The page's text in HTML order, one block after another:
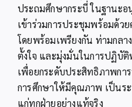
ประถมศึกษากระบี่ ในฐานะอ
เข้าร่วมการประชุมพร้อมด้ว
โดยพร้อมเพรียงกัน ท่ามกลา
ตั้งใจ และมุ่งมั่นในการปฏิบั
เพื่อยกระดับประสิทธิภาพก
การศึกษาให้มีคุณภาพ เป็นร
แก่ทุกฝ่ายอย่างแท้จริง